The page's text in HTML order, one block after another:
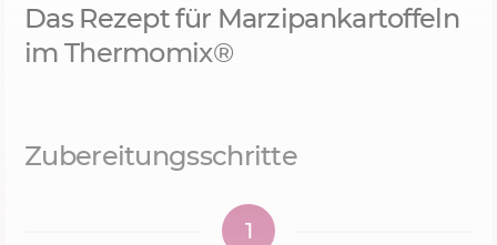
Das Rezept für Marzipankartoffeln
im Thermomix®
Zubereitungsschritte
1